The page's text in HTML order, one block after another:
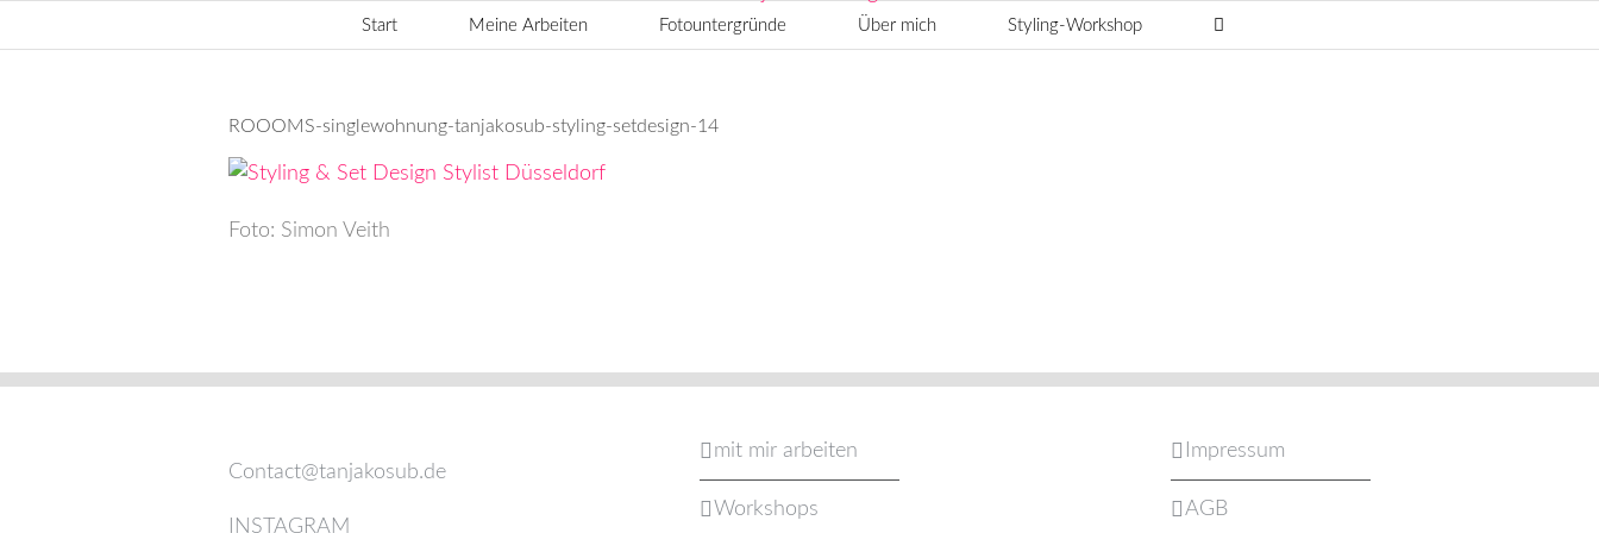
Inhalt
Start Meine Arbeiten Fotountergründe Über mich Styling-Workshop
ROOOMS-singlewohnung-tanjakosub-styling-setdesign-14
Foto: Simon Veith
Contact@tanjakosub.de
INSTAGRAM
mit mir arbeiten
Workshops
Impressum
AGB